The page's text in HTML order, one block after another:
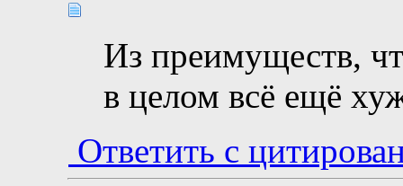
Из преимуществ,
в целом всё ещё
Ответить с